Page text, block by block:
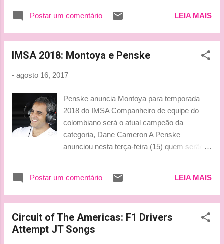
understood his strategy: he was leapfrogging
Postar um comentário LEIA MAIS
IMSA 2018: Montoya e Penske
- agosto 16, 2017
Penske anuncia Montoya para temporada
2018 do IMSA Companheiro de equipe do
colombiano será o atual campeão da
categoria, Dane Cameron A Penske
anunciou nesta terça-feira (15) quem serão
estarão Juan Pablo Montoya e o atual
campeão da categoria, Dane Cameron. “Ter
reúne dois pilotos que têm uma experiência
extensa em corridas com protótipos e já
Postar um comentário LEIA MAIS
Circuit of The Americas: F1 Drivers
Attempt JT Songs